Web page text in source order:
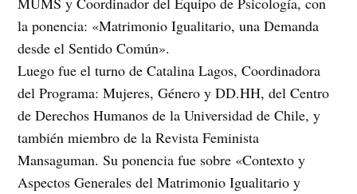
la ponencia: «Matrimonio Igualitario, una Demanda
desde el Sentido Común».
Luego fue el turno de Catalina Lagos, Coordinadora
del Programa: Mujeres, Género y DD.HH, del Centro
de Derechos Humanos de la Universidad de Chile, y
también miembro de la Revista Feminista
Mansaguman. Su ponencia fue sobre «Contexto y
Aspectos Generales del Matrimonio Igualitario y